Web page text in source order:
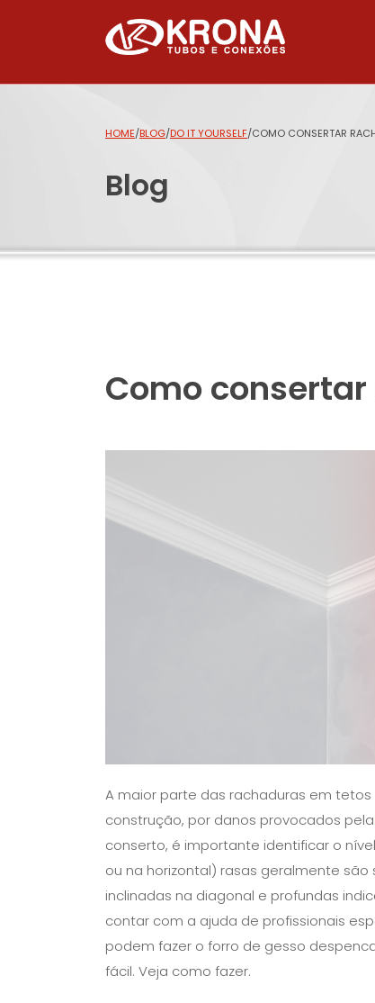
HOME/BLOG/DO IT YOURSELF/COMO CONSERTAR
Blog
Como
A maior parte das rachaduras em tetos
construção, por danos provocados pela
conserto, é importante identificar o
ou na horizontal) rasas geralmente
inclinadas na diagonal e profundas
contar com a ajuda de profissionais
podem fazer o forro de gesso
fácil. Veja como fazer.